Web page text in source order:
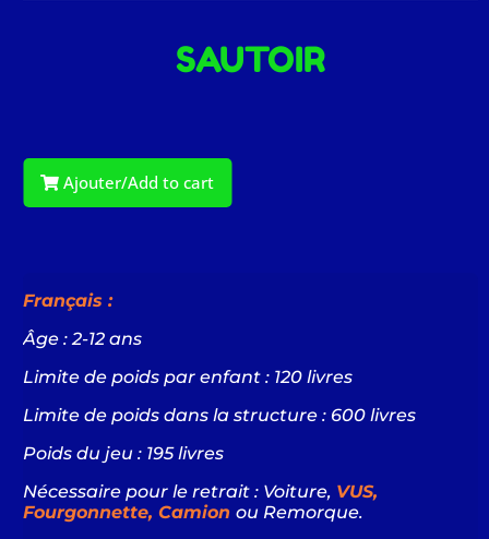
SAUTOIR
Ajouter/Add to cart
Français :
Âge : 2-12 ans
Limite de poids par enfant : 120 livres
Limite de poids dans la structure : 600 livres
Poids du jeu : 195 livres
Nécessaire pour le retrait : Voiture, VUS,
Fourgonnette, Camionou Remorque.